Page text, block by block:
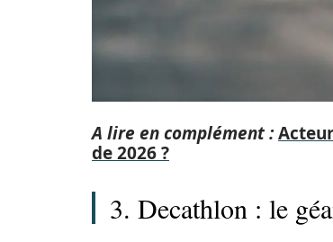
A lire en complément :
de 2026 ?
3. Decathlon : le